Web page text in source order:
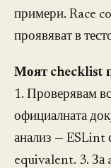
примери. Race
проявяват в
Моят checklist
1. Проверявам
официалната
анализ — ESLint
equivalent. 3.